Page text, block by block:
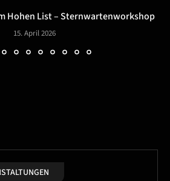
Hohen List – Sternwartenworkshop
15. April 2026